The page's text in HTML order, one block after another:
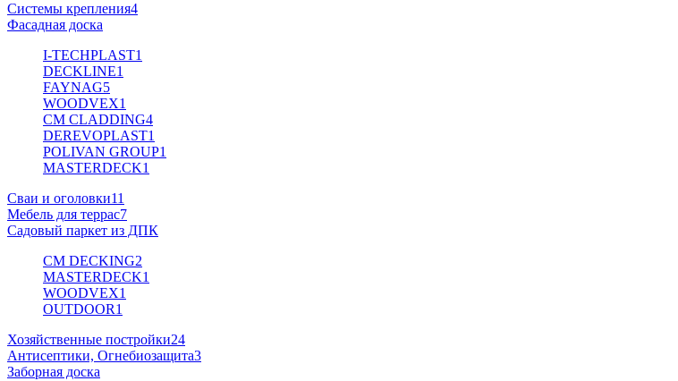
Системы крепления4
Фасадная доска
I-TECHPLAST1
DECKLINE1
FAYNAG5
WOODVEX1
CM CLADDING4
DEREVOPLAST1
POLIVAN GROUP1
MASTERDECK1
Сваи и оголовки11
Мебель для террас7
Садовый паркет из ДПК
CM DECKING2
MASTERDECK1
WOODVEX1
OUTDOOR1
Хозяйственные постройки24
Антисептики, Огнебиозащита3
Заборная доска